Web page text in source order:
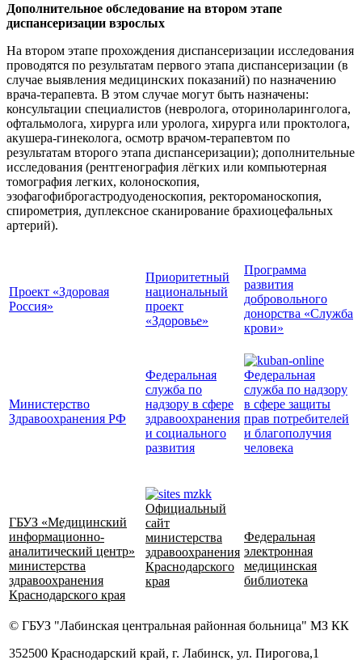
Дополнительное обследование на втором этапе
диспансеризации взрослых
На втором этапе прохождения диспансеризации исследования
проводятся по результатам первого этапа диспансеризации (в
случае выявления медицинских показаний) по назначению
врача-терапевта. В этом случае могут быть назначены:
консультации специалистов (невролога, оториноларинголога,
офтальмолога, хирурга или уролога, хирурга или проктолога,
акушера-гинеколога, осмотр врачом-терапевтом по
результатам второго этапа диспансеризации); дополнительные
исследования (рентгенография лёгких или компьютерная
томография легких, колоноскопия,
эзофагофиброгастродуоденоскопия, ректороманоскопия,
спирометрия, дуплексное сканирование брахиоцефальных
артерий).
Проект «Здоровая
Россия»
Приоритетный
национальный
проект
«Здоровье»
Программа
развития
добровольного
донорства «Служба
крови»
Министерство
Здравоохранения РФ
Федеральная
служба по
надзору в сфере
здравоохранения
и социального
развития
Федеральная
служба по надзору
в сфере защиты
прав потребителей
и благополучия
человека
ГБУЗ «Медицинский
информационно-
аналитический центр»
министерства
здравоохранения
Краснодарского края
Официальный
сайт
министерства
здравоохранения
Краснодарского
края
Федеральная
электронная
медицинская
библиотека
© ГБУЗ "Лабинская центральная районная больница" МЗ КК
352500 Краснодарский край, г. Лабинск, ул. Пирогова,1